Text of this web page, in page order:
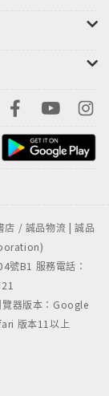
/ 誠品物流 | 誠品
號B1 服務電話：
覽器版本：Google
版本11以上